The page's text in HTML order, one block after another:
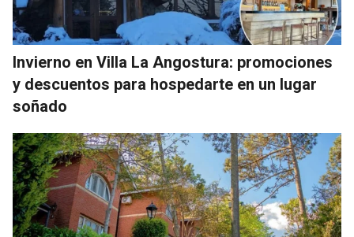
Invierno en Villa La Angostura: promociones
y descuentos para hospedarte en un lugar
soñado